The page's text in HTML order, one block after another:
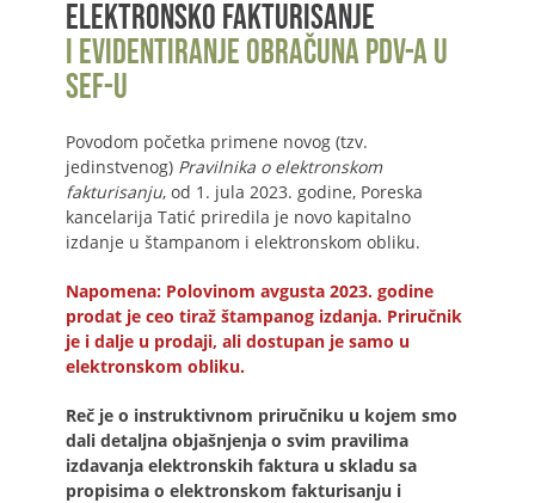
Elektronsko fakturisanje
i evidentiranje obračuna PDV-a u
SEF-u
Povodom početka primene novog (tzv.
jedinstvenog) Pravilnika o elektronskom
fakturisanju, od 1. jula 2023. godine, Poreska
kancelarija Tatić priredila je novo kapitalno
izdanje u štampanom i elektronskom obliku.
Napomena: Polovinom avgusta 2023. godine
prodat je ceo tiraž štampanog izdanja. Priručnik
je i dalje u prodaji, ali dostupan je samo u
elektronskom obliku.
Reč je o instruktivnom priručniku u kojem smo
dali detaljna objašnjenja o svim pravilima
izdavanja elektronskih faktura u skladu sa
propisima o elektronskom fakturisanju i